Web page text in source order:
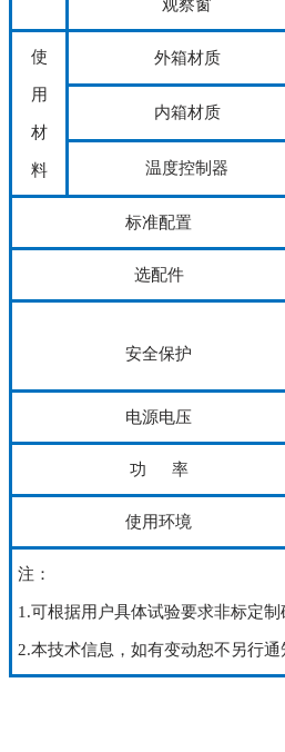
观察窗
使
用
材
料
外箱材质
内箱材质
温度控制器
标准配置
选配件
安全保护
电源电压
功 率
使用环境
注：
1.可根据用户具体试验要求非标定
2.本技术信息，如有变动恕不另行通